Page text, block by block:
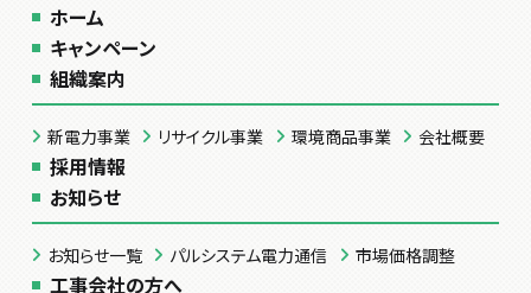
ホーム
キャンペーン
組織案内
新電力事業 リサイクル事業 環境商品事業 会社概要
採用情報
お知らせ
お知らせ一覧 パルシステム電力通信 市場価格調整
工事会社の方へ